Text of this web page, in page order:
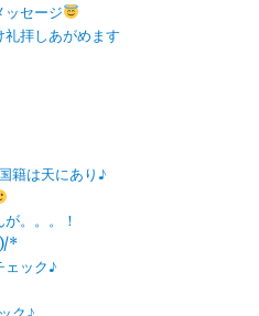
セージ
拝しあがめます
籍は天にあり♪
。。。！
*
ック♪